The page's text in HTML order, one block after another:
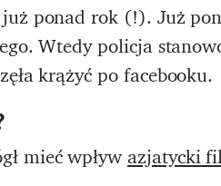
ponad rok (!). Już
Wtedy policja
krążyć po facebooku.
mieć wpływazjatycki